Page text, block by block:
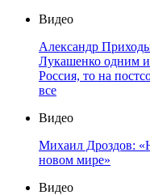
Видео
Александр
Лукашенко одним
Россия, то на
все
Видео
Михаил Дроздов:
новом мире»
Видео